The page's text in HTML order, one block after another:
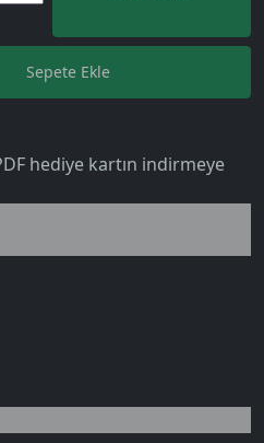
Sepete Ekle
hediye kartın indirmeye